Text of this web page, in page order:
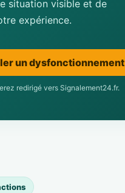
situation visible et de
expérience.
un dysfonctionnement
redirigé vers Signalement24.fr.